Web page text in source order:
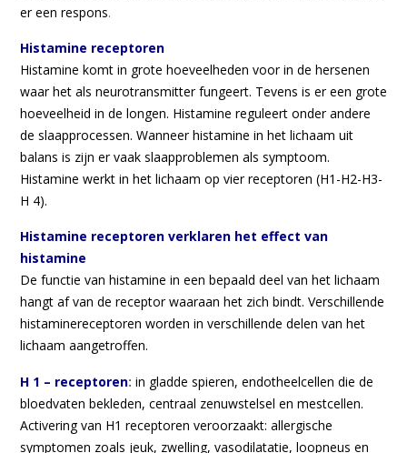
er een respons.
Histamine receptoren
Histamine komt in grote hoeveelheden voor in de hersenen
waar het als neurotransmitter fungeert. Tevens is er een grote
hoeveelheid in de longen. Histamine reguleert onder andere
de slaapprocessen. Wanneer histamine in het lichaam uit
balans is zijn er vaak slaapproblemen als symptoom.
Histamine werkt in het lichaam op vier receptoren (H1-H2-H3-
H 4).
Histamine receptoren verklaren het effect van
histamine
De functie van histamine in een bepaald deel van het lichaam
hangt af van de receptor waaraan het zich bindt. Verschillende
histaminereceptoren worden in verschillende delen van het
lichaam aangetroffen.
H 1 – receptoren: in gladde spieren, endotheelcellen die de
bloedvaten bekleden, centraal zenuwstelsel en mestcellen.
Activering van H1 receptoren veroorzaakt: allergische
symptomen zoals jeuk, zwelling, vasodilatatie, loopneus en